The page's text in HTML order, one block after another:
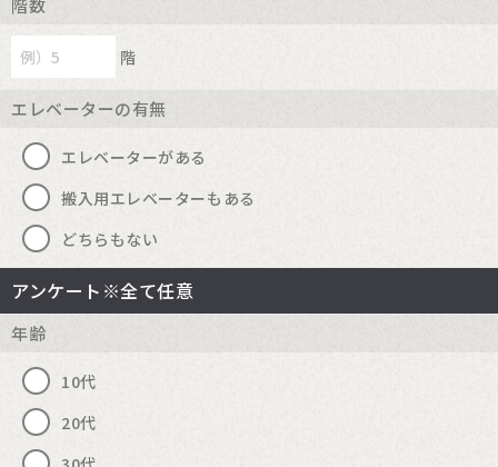
階数
階
エレベーターの有無
エレベーターがある
搬入用エレベーターもある
どちらもない
アンケート※全て任意
年齢
10代
20代